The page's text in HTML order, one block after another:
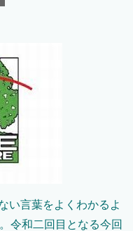
い言葉をよくわかるよ
令和二回目となる今回